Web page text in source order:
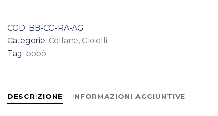
Argento
COD: BB-CO-RA-AG
Categorie: Collane, Gioielli
Tag: bobò
DESCRIZIONE INFORMAZIONI AGGIUNTIVE